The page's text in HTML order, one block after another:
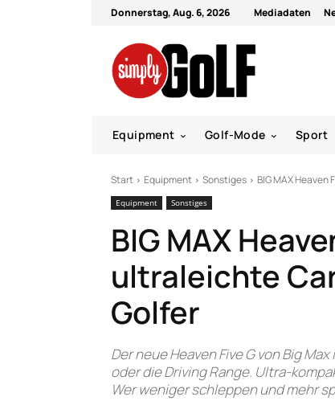
Donnerstag, Aug. 6, 2026 Mediadaten
Equipment Golf-Mode Sport
Start Equipment Sonstiges BIG MAX
Equipment Sonstiges
BIG MAX
ultraleichte
Golfer
Der neue Heaven Five G von Big
oder die Driving Range. Ultra-
Wer weniger schleppen und mehr